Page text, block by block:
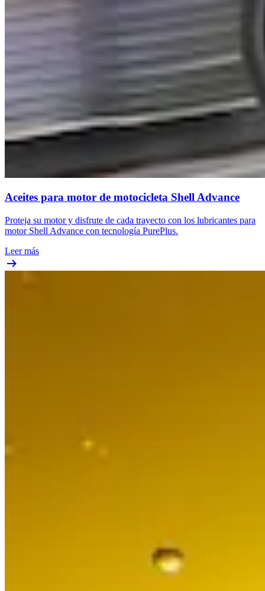
Aceites para motor de motocicleta Shell Advance
Proteja su motor y disfrute de cada trayecto con los lubricantes para
motor Shell Advance con tecnología PurePlus.
Leer más